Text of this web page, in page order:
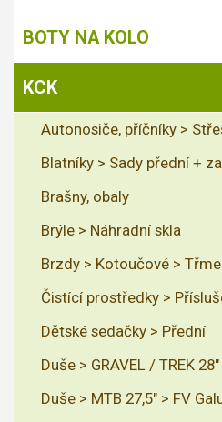
BOTY NA KOLO
KCK
Autonosiče, příčníky >
Blatníky > Sady přední +
Brašny, obaly
Brýle > Náhradní skla
Brzdy > Kotoučové >
Čistící prostředky >
Dětské sedačky > Přední
Duše > GRAVEL / TREK
Duše > MTB 27,5" > FV